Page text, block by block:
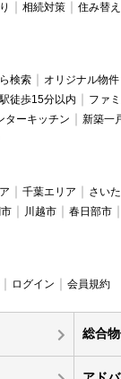
相続対策 住み替え
検索 オリジナル物件
徒歩15分以内
ファ
ターキッチン 新築一
千葉エリア さい
川越市 春日部市
ログイン 会員規約
総合